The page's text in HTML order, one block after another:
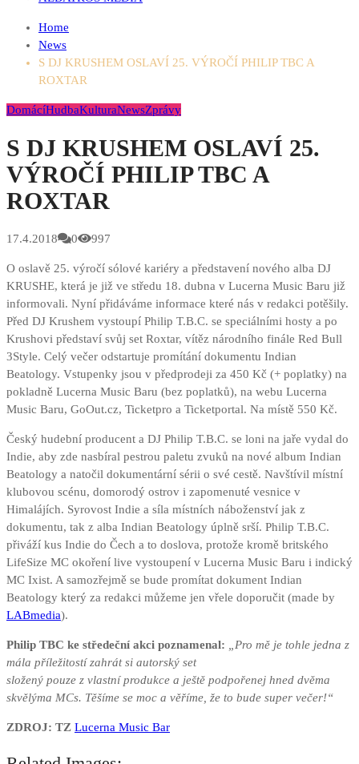
Home
News
S DJ KRUSHEM OSLAVÍ 25. VÝROČÍ PHILIP TBC A
ROXTAR
DomácíHudbaKulturaNewsZprávy
S DJ KRUSHEM OSLAVÍ 25.
VÝROČÍ PHILIP TBC A
ROXTAR
17.4.2018 0 997
O oslavě 25. výročí sólové kariéry a představení nového alba DJ
KRUSHE, která je již ve středu 18. dubna v Lucerna Music Baru již
informovali. Nyní přidáváme informace které nás v redakci potěšily.
Před DJ Krushem vystoupí Philip T.B.C. se speciálními hosty a po
Krushovi představí svůj set Roxtar, vítěz národního finále Red Bull
3Style. Celý večer odstartuje promítání dokumentu Indian
Beatology. Vstupenky jsou v předprodeji za 450 Kč (+ poplatky) na
pokladně Lucerna Music Baru (bez poplatků), na webu Lucerna
Music Baru, GoOut.cz, Ticketpro a Ticketportal. Na místě 550 Kč.
Český hudební producent a DJ Philip T.B.C. se loni na jaře vydal do
Indie, aby zde nasbíral pestrou paletu zvuků na nové album Indian
Beatology a natočil dokumentární sérii o své cestě. Navštívil místní
klubovou scénu, domorodý ostrov i zapomenuté vesnice v
Himalájích. Syrovost Indie a síla místních náboženství jak z
dokumentu, tak z alba Indian Beatology úplně srší. Philip T.B.C.
přiváží kus Indie do Čech a to doslova, protože kromě britského
LifeSize MC okoření live vystoupení v Lucerna Music Baru i indický
MC Ixist. A samozřejmě se bude promítat dokument Indian
Beatology který za redakci můžeme jen vřele doporučit (made by
LABmedia).
Philip TBC ke středeční akci poznamenal:
„Pro mě je tohle jedna z
mála příležitostí zahrát si autorský set
složený pouze z vlastní produkce a ještě podpořenej hned dvěma
skvělýma MCs. Těšíme se moc a věříme, že to bude super večer!“
ZDROJ: TZ Lucerna Music Bar